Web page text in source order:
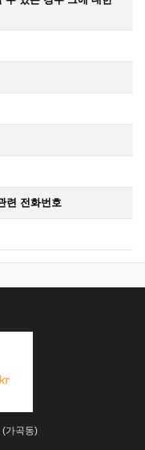
련 전화번호
(가곡동)